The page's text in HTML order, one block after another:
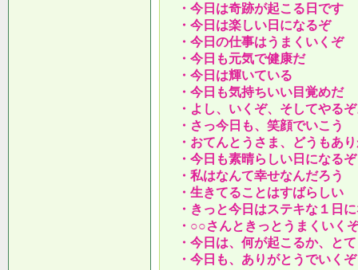
・今日は奇跡が起こる日です
・今日は楽しい日になるぞ
・今日の仕事はうまくいくぞ
・今日も元気で健康だ
・今日は輝いている
・今日も気持ちいい目覚めだ
・よし、いくぞ、そしてやる
・さっ今日も、笑顔でいこう
・おてんとうさま、どうもあ
・今日も素晴らしい日になるぞ
・私はなんて幸せなんだろう
・生きてることはすばらしい
・きっと今日はステキな１日
・○○さんときっとうまくいく
・今日は、何が起こるか、と
・今日も、ありがとうでいくぞ